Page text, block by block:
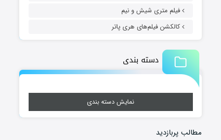
فیلم متری شیش و نیم
کالکشن فیلم‌های هری پاتر
دسته بندی
نمایش دسته بندی
مطالب پربازدید